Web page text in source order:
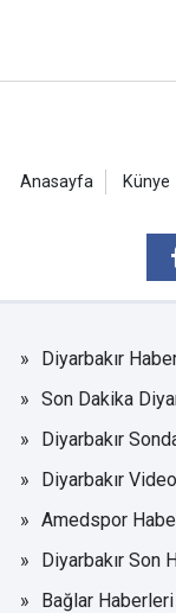
Anasayfa Künye
Diyarbakır
Son Dakika
Diyarbakır
Diyarbakır
Amedspor
Diyarbakır Son
Bağlar Haberleri